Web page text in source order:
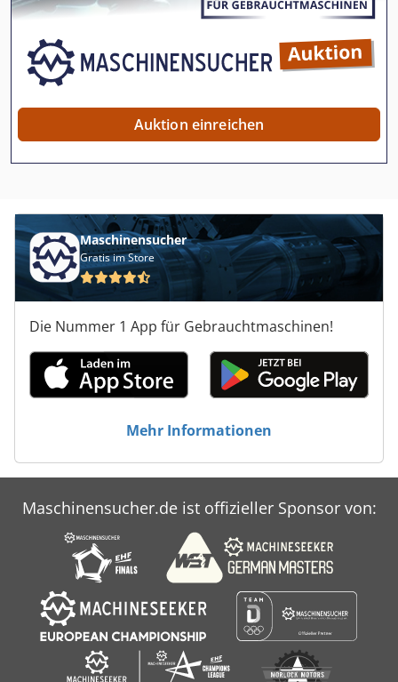
Auktion einreichen
Maschinensucher
Gratis im Store
Die Nummer 1 App für Gebrauchtmaschinen!
Mehr Informationen
Maschinensucher.de ist offizieller Sponsor von: